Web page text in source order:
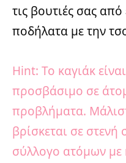
τις βουτιές σας από
ποδήλατα με την
Hint: Το καγιάκ
προσβάσιμο σε
προβλήματα.
βρίσκεται σε στενή
σύλλογο ατόμων με